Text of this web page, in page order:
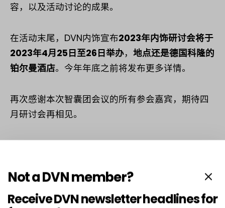
容，以及活动讨论的成果。
在活动末尾，DVN内饰宣布2023年内饰研讨会将于
2023年4月25日至26日举办， 地点还是德国科隆的
铂尔曼酒店。今年年底之前将发布更多详情。
再次感谢本次智囊团会议的所有参会嘉宾，期待四
月研讨会再相见。
SHARE TWEET
Not a DVN member?
Receive DVN newsletter headlines for